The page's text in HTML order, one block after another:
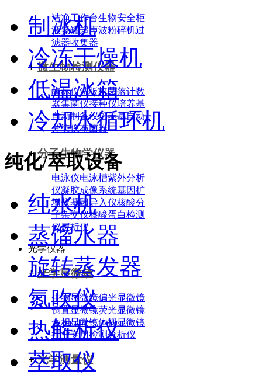
洁净工作台生物安全柜
液氮罐超声波粉碎机过
滤器收集器
+微生物检测仪器
酶标仪洗板机菌落计数
器集菌仪接种仪培养基
自动制备仪培养基自动
分装仪布菌器
+分子生物学仪器
电泳仪电泳槽紫外分析
仪凝胶成像系统基因扩
增仪基因导入仪核酸分
子杂交仪核酸蛋白检测
仪层析仪
光学仪器
+光学显微镜
生物显微镜偏光显微镜
倒置显微镜荧光显微镜
金相显微镜体视显微镜
行业专用检测分析仪
+光学测量仪
制冰机
冷冻干燥机
低温冰箱
冷却水循环机
纯化/萃取设备
纯水机
蒸馏水器
旋转蒸发器
氮吹仪
热解析仪
萃取仪